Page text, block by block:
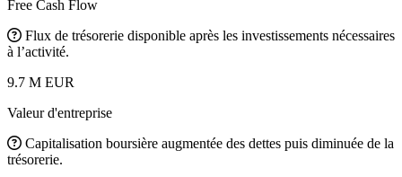
Free Cash Flow
Flux de trésorerie disponible après les investissements nécessaires
à l’activité.
9.7 M EUR
Valeur d'entreprise
Capitalisation boursière augmentée des dettes puis diminuée de la
trésorerie.